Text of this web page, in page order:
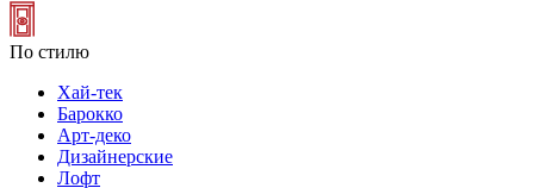
По стилю
Хай-тек
Барокко
Арт-деко
Дизайнерские
Лофт